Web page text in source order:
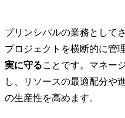
プリンシパルの業務として
プロジェクトを横断的に管理
実に守ることです。マネー
し、リソースの最適配分や
の生産性を高めます。